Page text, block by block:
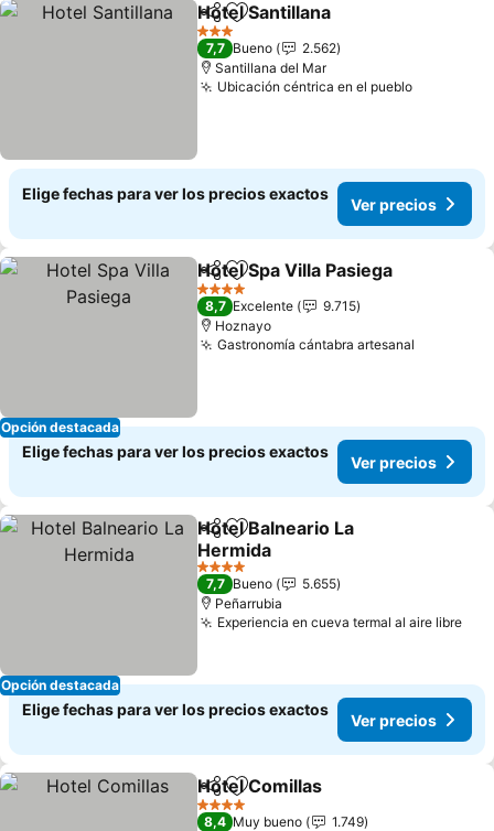
CompartirAgregar a favoritos
Hotel Santillana
3 Estrellas
7,7 Bueno
2.562
Santillana del Mar
Ubicación céntrica en el pueblo
Elige fechas para ver los precios exactos
Ver precios
Opción destacada
CompartirAgregar a favoritos
Hotel Spa Villa Pasiega
4 Estrellas
8,7 Excelente
9.715
Hoznayo
Gastronomía cántabra artesanal
Elige fechas para ver los precios exactos
Ver precios
Opción destacada
CompartirAgregar a favoritos
Hotel Balneario La
Hermida
4 Estrellas
7,7 Bueno
5.655
Peñarrubia
Experiencia en cueva termal al aire libre
Elige fechas para ver los precios exactos
Ver precios
CompartirAgregar a favoritos
Hotel Comillas
4 Estrellas
8,4 Muy bueno
1.749